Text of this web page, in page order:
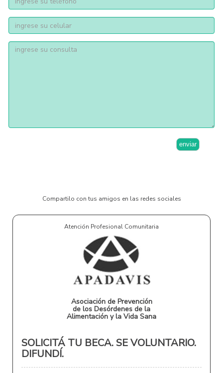
telÃ©fono
consulta
enviar
Compartilo con tus amigos en las redes sociales
Atención Profesional Comunitaria
Asociación de Prevención
de los Desórdenes de la
Alimentación y la Vida Sana
SOLICITÁ TU BECA. SE VOLUNTARIO.
DIFUNDÍ.